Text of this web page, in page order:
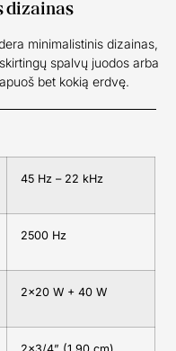
dizainas
minimalistinis dizainas,
spalvų juodos arba
bet kokią erdvę.
45 Hz – 22 kHz
2500 Hz
2×20 W + 40 W